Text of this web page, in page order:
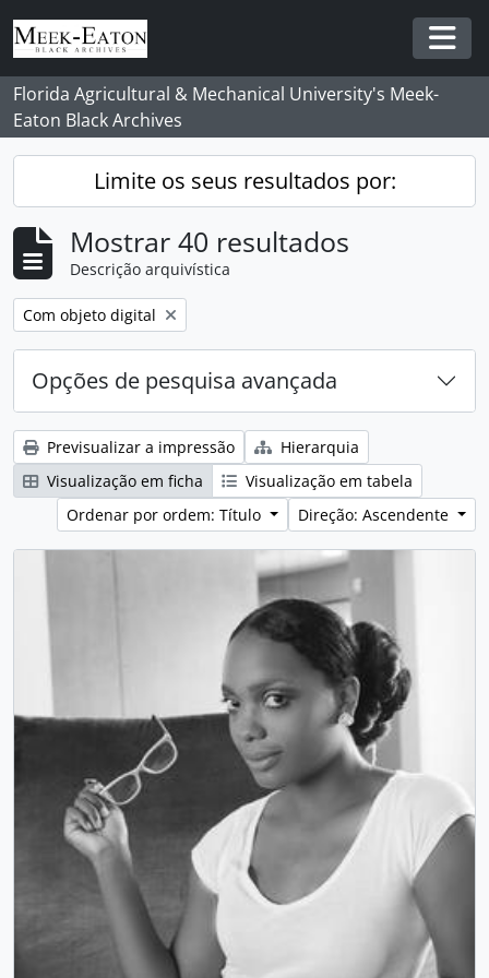
Skip to main content
Florida Agricultural & Mechanical University's Meek-
Eaton Black Archives
Limite os seus resultados por:
Mostrar 40 resultados
Descrição arquivística
Remover filtro:
Com objeto digital
Opções de pesquisa avançada
Previsualizar a impressão
Hierarquia
Visualização em ficha
Visualização em tabela
Ordenar por ordem: Título
Direção: Ascendente